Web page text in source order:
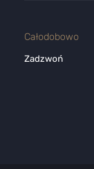
Całodobowo
Zadzwoń